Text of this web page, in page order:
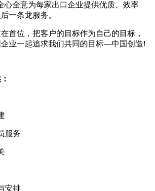
心全意为每家出口企业提供优质、效率
一条龙服务。
首位，把客户的目标作为自己的目标，
企业一起追求我们共同的目标—中国创造!
服务
安排